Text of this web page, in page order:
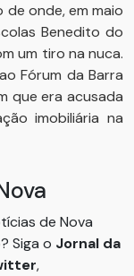
onde, em maio
Benedito do
um tiro na nuca.
Fórum da Barra
que era acusada
imobiliária na
de Nova
Siga o Jornal da
,